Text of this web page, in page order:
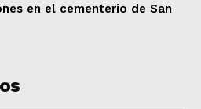
en el cementerio de San